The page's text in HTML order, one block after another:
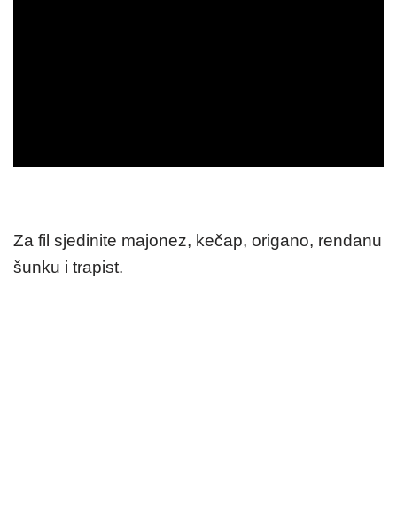
Za fil sjedinite majonez, kečap, origano, rendanu
šunku i trapist.